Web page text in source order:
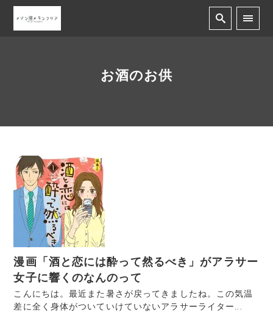
お酒のお供
漫画「酒と恋には酔って然るべき」がアラサー
女子に響くのなんのって
こんにちは。最近また暑さが戻ってきましたね。この気温
差に全く身体がついていけていないアラサーライター...